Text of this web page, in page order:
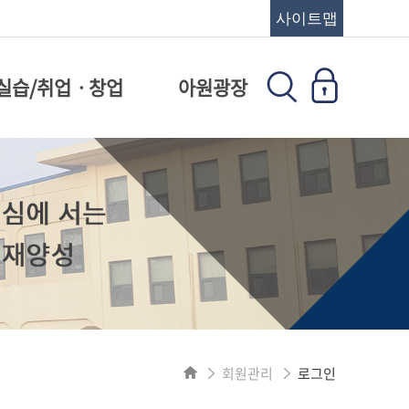
사이트맵
습/취업ㆍ창업 아원광장
회원관리 로그인